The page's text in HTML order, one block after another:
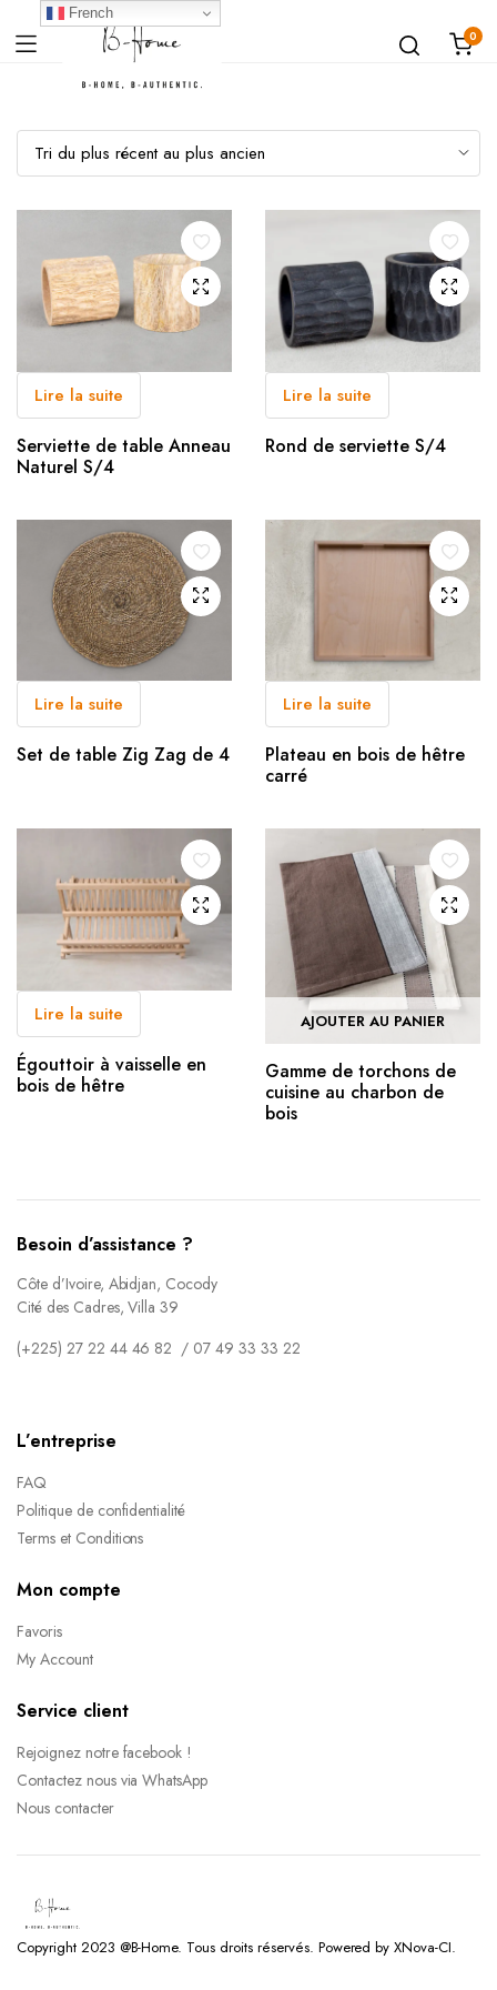
0
Lire la suite
Serviette de table Anneau
Naturel S/4
Lire la suite
Rond de serviette S/4
Lire la suite
Set de table Zig Zag de 4
Lire la suite
Plateau en bois de hêtre
carré
Lire la suite
Égouttoir à vaisselle en
bois de hêtre
AJOUTER AU PANIER
Gamme de torchons de
cuisine au charbon de
bois
Besoin d’assistance ?
Côte d’Ivoire, Abidjan, Cocody
Cité des Cadres, Villa 39
(+225) 27 22 44 46 82 / 07 49 33 33 22
L’entreprise
FAQ
Politique de confidentialité
Terms et Conditions
Mon compte
Favoris
My Account
Service client
Rejoignez notre facebook !
Contactez nous via WhatsApp
Nous contacter
Copyright 2023 @B-Home. Tous droits réservés. Powered by XNova-CI.
French